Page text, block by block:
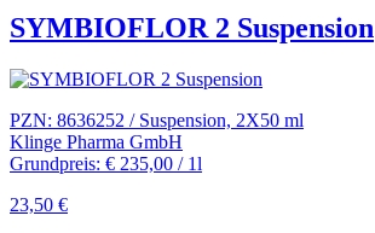
SYMBIOFLOR 2 Suspension
PZN: 8636252 / Suspension, 2X50 ml
Klinge Pharma GmbH
Grundpreis: € 235,00 / 1l
23,50 €